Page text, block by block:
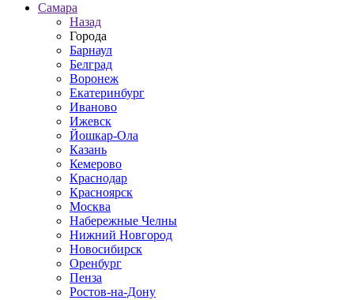
Самара
Назад
Города
Барнаул
Белград
Воронеж
Екатеринбург
Иваново
Ижевск
Йошкар-Ола
Казань
Кемерово
Краснодар
Красноярск
Москва
Набережные Челны
Нижний Новгород
Новосибирск
Оренбург
Пенза
Ростов-на-Дону